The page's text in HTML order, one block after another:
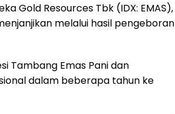
Gold Resources Tbk (IDX: EMAS),
melalui hasil pengeboran
Tambang Emas Pani dan
dalam beberapa tahun ke